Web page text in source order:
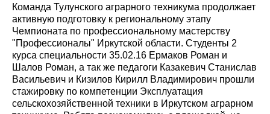
Команда Тулунского аграрного техникума продолжает
активную подготовку к региональному этапу
Чемпионата по профессиональному мастерству
"Профессионалы" Иркутской области. Студенты 2
курса специальности 35.02.16 Ермаков Роман и
Шалов Роман, а так же педагоги Казакевич Станислав
Васильевич и Кизилов Кирилл Владимирович прошли
стажировку по компетенции Эксплуатация
сельскохозяйственной техники в Иркутском аграрном